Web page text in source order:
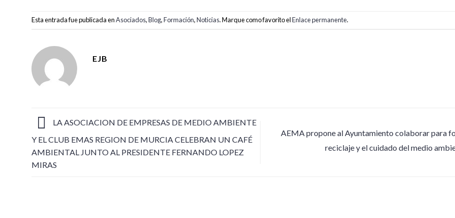
Esta entrada fue publicada enAsociados,Blog,Formación,Noticias. Marque como favorito elEnlace permanente.
EJB
LA ASOCIACION DE EMPRESAS DE MEDIO AMBIENTE
Y EL CLUB EMAS REGION DE MURCIA CELEBRAN UN CAFÉ
AMBIENTAL JUNTO AL PRESIDENTE FERNANDO LOPEZ
MIRAS
AEMA propone al Ayuntamiento colaborar para
reciclaje y el cuidado del medio